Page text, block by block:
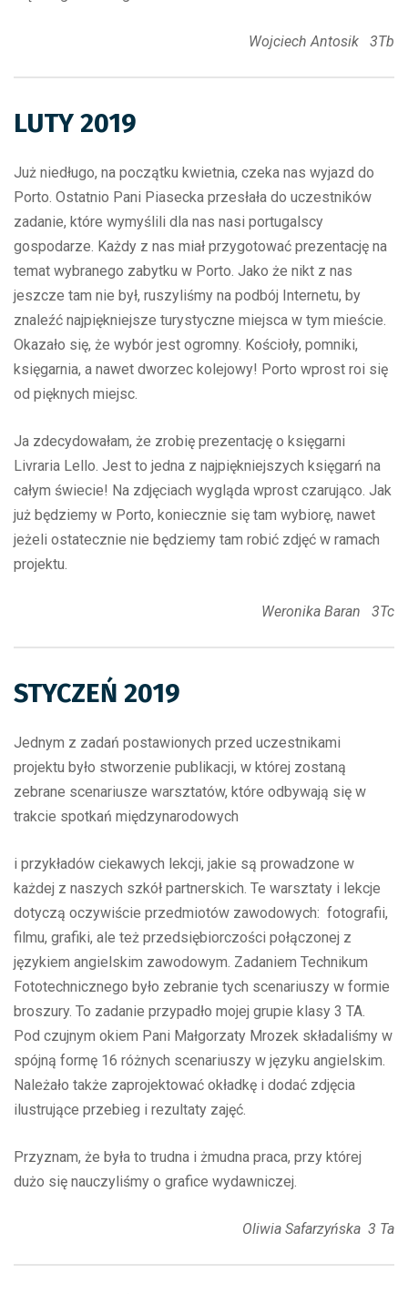
Wojciech Antosik 3Tb
LUTY 2019
Już niedługo, na początku kwietnia, czeka nas wyjazd do
Porto. Ostatnio Pani Piasecka przesłała do uczestników
zadanie, które wymyślili dla nas nasi portugalscy
gospodarze. Każdy z nas miał przygotować prezentację na
temat wybranego zabytku w Porto. Jako że nikt z nas
jeszcze tam nie był, ruszyliśmy na podbój Internetu, by
znaleźć najpiękniejsze turystyczne miejsca w tym mieście.
Okazało się, że wybór jest ogromny. Kościoły, pomniki,
księgarnia, a nawet dworzec kolejowy! Porto wprost roi się
od pięknych miejsc.
Ja zdecydowałam, że zrobię prezentację o księgarni
Livraria Lello. Jest to jedna z najpiękniejszych księgarń na
całym świecie! Na zdjęciach wygląda wprost czarująco. Jak
już będziemy w Porto, koniecznie się tam wybiorę, nawet
jeżeli ostatecznie nie będziemy tam robić zdjęć w ramach
projektu.
Weronika Baran 3Tc
STYCZEŃ 2019
Jednym z zadań postawionych przed uczestnikami
projektu było stworzenie publikacji, w której zostaną
zebrane scenariusze warsztatów, które odbywają się w
trakcie spotkań międzynarodowych
i przykładów ciekawych lekcji, jakie są prowadzone w
każdej z naszych szkół partnerskich. Te warsztaty i lekcje
dotyczą oczywiście przedmiotów zawodowych: fotografii,
filmu, grafiki, ale też przedsiębiorczości połączonej z
językiem angielskim zawodowym. Zadaniem Technikum
Fototechnicznego było zebranie tych scenariuszy w formie
broszury. To zadanie przypadło mojej grupie klasy 3 TA.
Pod czujnym okiem Pani Małgorzaty Mrozek składaliśmy w
spójną formę 16 różnych scenariuszy w języku angielskim.
Należało także zaprojektować okładkę i dodać zdjęcia
ilustrujące przebieg i rezultaty zajęć.
Przyznam, że była to trudna i żmudna praca, przy której
dużo się nauczyliśmy o grafice wydawniczej.
Oliwia Safarzyńska 3 Ta